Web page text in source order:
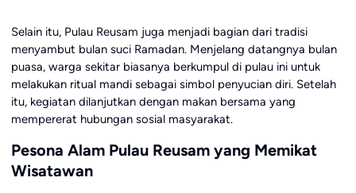
Selain itu, Pulau Reusam juga menjadi bagian dari tradisi
menyambut bulan suci Ramadan. Menjelang datangnya bulan
puasa, warga sekitar biasanya berkumpul di pulau ini untuk
melakukan ritual mandi sebagai simbol penyucian diri. Setelah
itu, kegiatan dilanjutkan dengan makan bersama yang
mempererat hubungan sosial masyarakat.
Pesona Alam Pulau Reusam yang Memikat
Wisatawan